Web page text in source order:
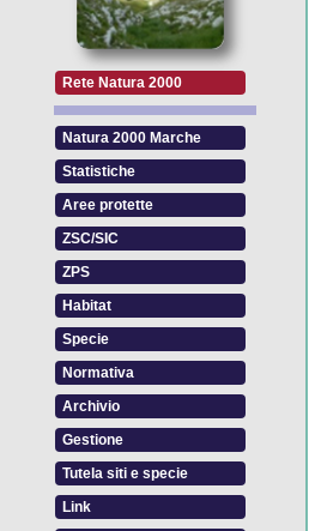
Rete Natura 2000
Natura 2000 Marche
Statistiche
Aree protette
ZSC/SIC
ZPS
Habitat
Specie
Normativa
Archivio
Gestione
Tutela siti e specie
Link